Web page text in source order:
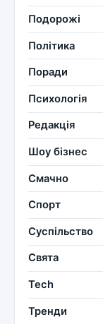
Подорожі
Політика
Поради
Психологія
Редакція
Шоу бізнес
Смачно
Спорт
Суспільство
Свята
Tech
Тренди